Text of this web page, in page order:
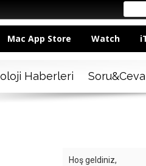
Mac App Store Watch
Haberleri
Hoş geldiniz,